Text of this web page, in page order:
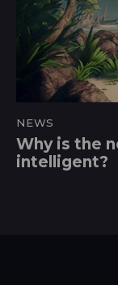
NEWS
Why is the
intelligent?